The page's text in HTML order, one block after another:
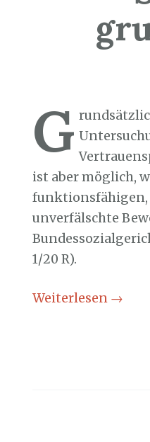
G
ist aber möglich,
funktionsfähigen,
unverfälschte
1/20 R).
Weiterlesen →